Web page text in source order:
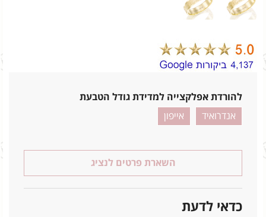
להורדת אפלקצייה למדידת גודל הטבעת
אנדרואיד
אייפון
השארת פרטים לנציג
כדאי לדעת